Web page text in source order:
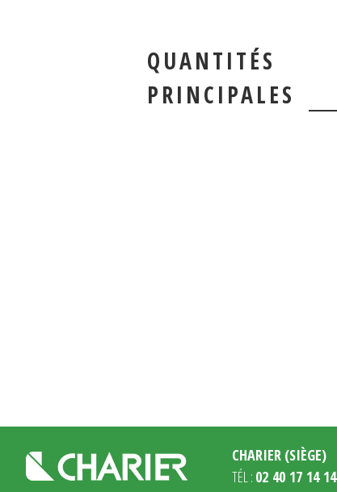
QUANTITÉS
PRINCIPALES
CHARIER (SIÈGE)
TÉL : 02 40 17 14 14